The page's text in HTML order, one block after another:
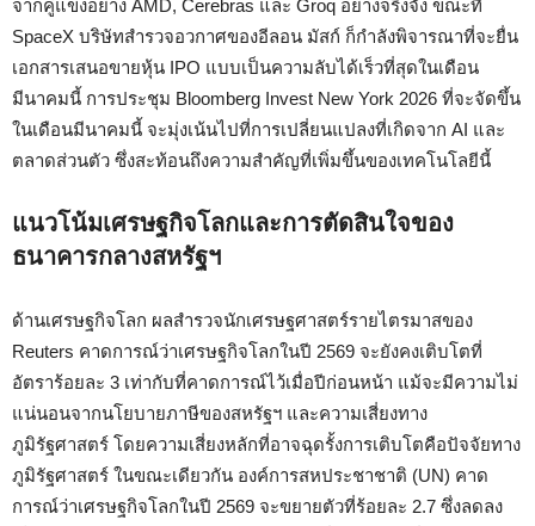
จากคู่แข่งอย่าง AMD, Cerebras และ Groq อย่างจริงจัง ขณะที่
SpaceX บริษัทสำรวจอวกาศของอีลอน มัสก์ ก็กำลังพิจารณาที่จะยื่น
เอกสารเสนอขายหุ้น IPO แบบเป็นความลับได้เร็วที่สุดในเดือน
มีนาคมนี้ การประชุม Bloomberg Invest New York 2026 ที่จะจัดขึ้น
ในเดือนมีนาคมนี้ จะมุ่งเน้นไปที่การเปลี่ยนแปลงที่เกิดจาก AI และ
ตลาดส่วนตัว ซึ่งสะท้อนถึงความสำคัญที่เพิ่มขึ้นของเทคโนโลยีนี้
แนวโน้มเศรษฐกิจโลกและการตัดสินใจของ
ธนาคารกลางสหรัฐฯ
ด้านเศรษฐกิจโลก ผลสำรวจนักเศรษฐศาสตร์รายไตรมาสของ
Reuters คาดการณ์ว่าเศรษฐกิจโลกในปี 2569 จะยังคงเติบโตที่
อัตราร้อยละ 3 เท่ากับที่คาดการณ์ไว้เมื่อปีก่อนหน้า แม้จะมีความไม่
แน่นอนจากนโยบายภาษีของสหรัฐฯ และความเสี่ยงทาง
ภูมิรัฐศาสตร์ โดยความเสี่ยงหลักที่อาจฉุดรั้งการเติบโตคือปัจจัยทาง
ภูมิรัฐศาสตร์ ในขณะเดียวกัน องค์การสหประชาชาติ (UN) คาด
การณ์ว่าเศรษฐกิจโลกในปี 2569 จะขยายตัวที่ร้อยละ 2.7 ซึ่งลดลง